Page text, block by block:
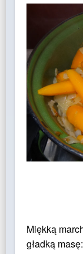
Miękką
gładką masę: